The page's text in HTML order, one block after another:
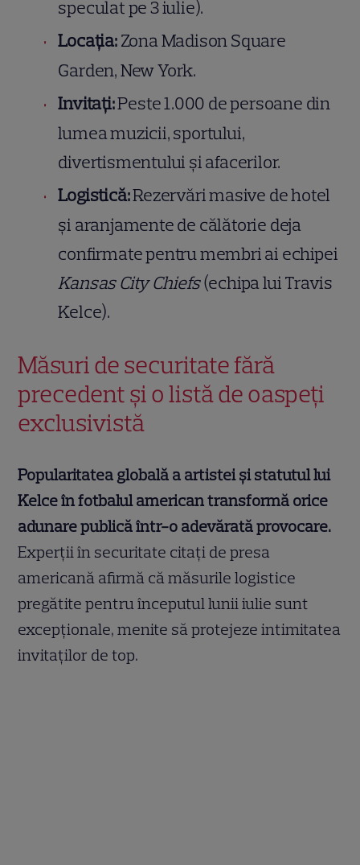
speculat pe 3 iulie).
Locația:Zona Madison Square
Garden, New York.
Invitați:Peste 1.000 de persoane din
lumea muzicii, sportului,
divertismentului și afacerilor.
Logistică:Rezervări masive de hotel
și aranjamente de călătorie deja
confirmate pentru membri ai echipei
Kansas City Chiefs(echipa lui Travis
Kelce).
Măsuri de securitate fără
precedent și o listă de oaspeți
exclusivistă
Popularitatea globală a artistei și statutul lui
Kelce în fotbalul american transformă orice
adunare publică într-o adevărată provocare.
Experții în securitate citați de presa
americană afirmă că măsurile logistice
pregătite pentru începutul lunii iulie sunt
excepționale, menite să protejeze intimitatea
invitaților de top.